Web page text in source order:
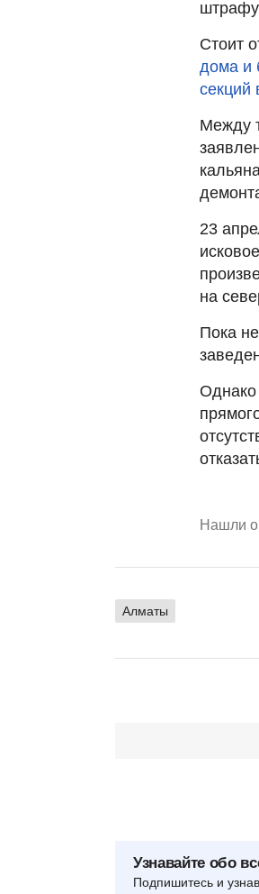
Стоит
дома и
секций
Между
23
на
Пока
Однако
Нашли
Алматы
Узнавайте обо
Подпишитесь и